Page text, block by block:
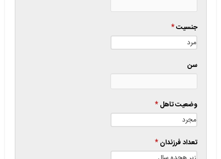
جنسیت*
سن
وضعیت تاهل*
تعداد فرزندان*